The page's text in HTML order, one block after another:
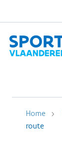
Home
route